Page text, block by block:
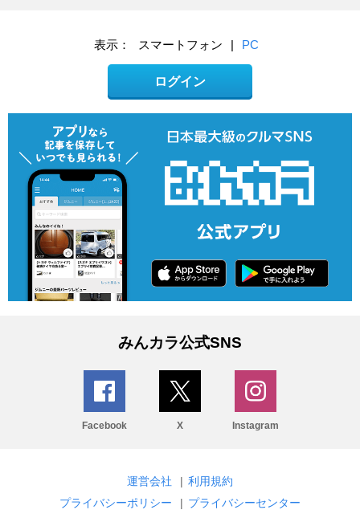
表示： スマートフォン | PC
ログイン
みんカラ公式SNS
Facebook X Instagram
運営会社 | 利用規約
プライバシーポリシー
| プライバシーセンター